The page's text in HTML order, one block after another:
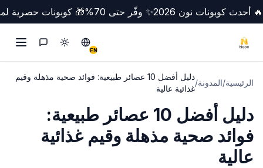
🔥 أحدث كوبونات نون 2026 ✨ وفّر حتى 70% 🎁 كوبونات حصرية
EN
Switch to English
تبديل الوضع
التواصل
الرئيسية/المدونة/
دليل أفضل 10 عصائر طبيعية: فوائد صحية مذهلة وقيم
غذائية عالية
دليل أفضل 10 عصائر طبيعية:
فوائد صحية مذهلة وقيم غذائية
عالية